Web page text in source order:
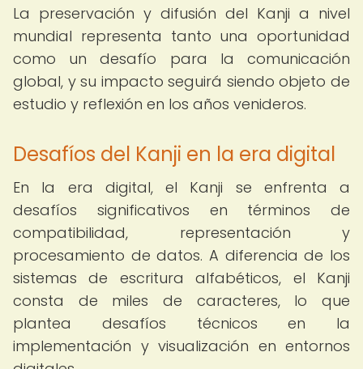
La preservación y difusión del Kanji a nivel
mundial representa tanto una oportunidad
como un desafío para la comunicación
global, y su impacto seguirá siendo objeto de
estudio y reflexión en los años venideros.
Desafíos del Kanji en la era digital
En la era digital, el Kanji se enfrenta a
desafíos significativos en términos de
compatibilidad, representación y
procesamiento de datos. A diferencia de los
sistemas de escritura alfabéticos, el Kanji
consta de miles de caracteres, lo que
plantea desafíos técnicos en la
implementación y visualización en entornos